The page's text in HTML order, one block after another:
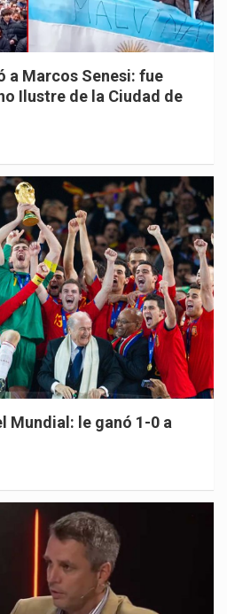
a Marcos Senesi: fue
Ilustre de la Ciudad de
Mundial: le ganó 1-0 a